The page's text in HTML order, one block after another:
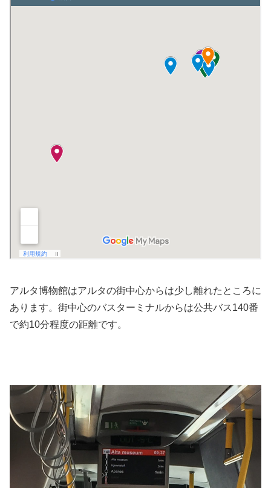
アルタ博物館はアルタの街中心からは少し離れたところに
あります。街中心のバスターミナルからは公共バス140番
で約10分程度の距離です。